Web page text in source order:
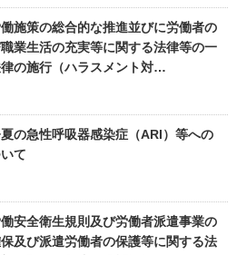
働施策の総合的な推進並びに労働者の
業生活の充実等に関する法律等の一
の施行（ハラスメント対…
夏の急性呼吸器感染症（ARI）等への
て
働安全衛生規則及び労働者派遣事業の
及び派遣労働者の保護等に関する法